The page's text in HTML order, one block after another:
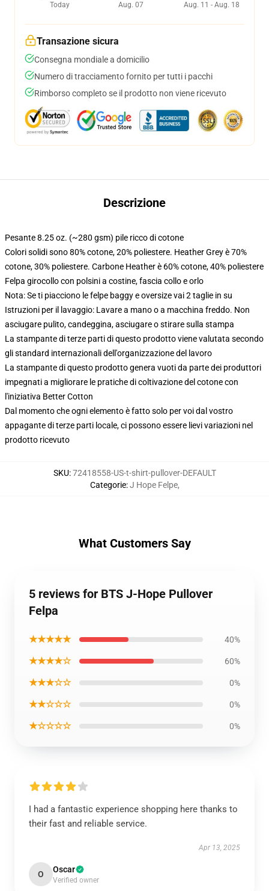
Today
Aug. 07
Aug. 11 - Aug. 18
Transazione sicura
Consegna mondiale a domicilio
Numero di tracciamento fornito per tutti i pacchi
Rimborso completo se il prodotto non viene ricevuto
Descrizione
Pesante 8.25 oz. (~280 gsm) pile ricco di cotone
Colori solidi sono 80% cotone, 20% poliestere. Heather Grey è 70%
cotone, 30% poliestere. Carbone Heather è 60% cotone, 40% poliestere
Felpa girocollo con polsini a costine, fascia collo e orlo
Nota: Se ti piacciono le felpe baggy e oversize vai 2 taglie in su
Istruzioni per il lavaggio: Lavare a mano o a macchina freddo. Non
asciugare pulito, candeggina, asciugare o stirare sulla stampa
La stampante di terze parti di questo prodotto viene valutata secondo
gli standard internazionali dell'organizzazione del lavoro
La stampante di questo prodotto genera vuoti da parte dei produttori
impegnati a migliorare le pratiche di coltivazione del cotone con
l'iniziativa Better Cotton
Dal momento che ogni elemento è fatto solo per voi dal vostro
appagante di terze parti locale, ci possono essere lievi variazioni nel
prodotto ricevuto
SKU:72418558-US-t-shirt-pullover-DEFAULT
Categorie:J Hope Felpe,
What Customers Say
5 reviews for BTS J-Hope Pullover
Felpa
★★★★★ 40%
★★★★☆ 60%
★★★☆☆ 0%
★★☆☆☆ 0%
★☆☆☆☆ 0%
I had a fantastic experience shopping here thanks to
their fast and reliable service.
Apr 13, 2025
O Oscar
Verified owner